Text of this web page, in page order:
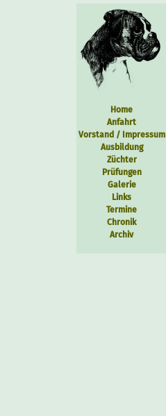
Home
Anfahrt
Vorstand / Impressum
Ausbildung
Züchter
Prüfungen
Galerie
Links
Termine
Chronik
Archiv